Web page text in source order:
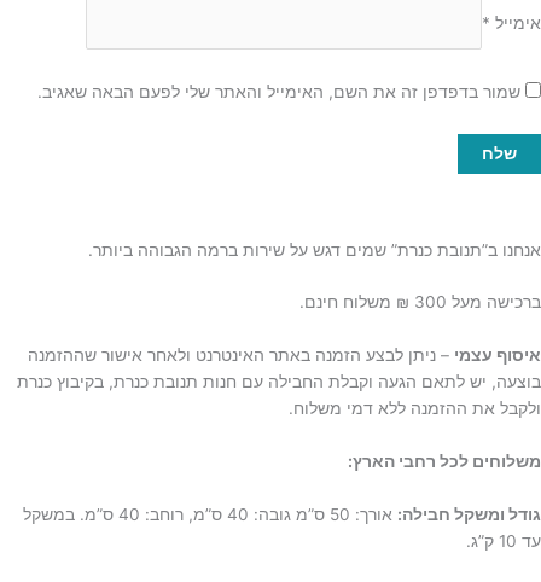
אימייל *
שמור בדפדפן זה את השם, האימייל והאתר שלי לפעם הבאה שאגיב.
אנחנו ב”תנובת כנרת” שמים דגש על שירות ברמה הגבוהה ביותר.
ברכישה מעל 300 ₪ משלוח חינם.
איסוף עצמי – ניתן לבצע הזמנה באתר האינטרנט ולאחר אישור שההזמנה
בוצעה, יש לתאם הגעה וקבלת החבילה עם חנות תנובת כנרת, בקיבוץ כנרת
ולקבל את ההזמנה ללא דמי משלוח.
משלוחים לכל רחבי הארץ:
גודל ומשקל חבילה:
אורך: 50 ס”מ גובה: 40 ס”מ, רוחב: 40 ס”מ. במשקל
עד 10 ק”ג.